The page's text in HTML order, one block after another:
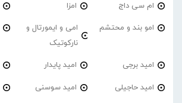
ام سی داج امزا
امو بند و محتشم
امی و ایمورتال و
نارکوتیک
امید برجی امید پایدار
امید حاجیلی امید سوسنی